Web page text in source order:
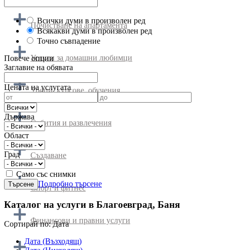
Почистване на апартамента
Услуги за домашни любимци
Уроци, курсове, обучения
Събития и развлечения
Създаване
Спорт и фитнес
Финансови и правни услуги
Всички думи в произволен ред
Всякакви думи в произволен ред
Точно съвпадение
Повече опции
Заглавие на обявата
Цената на услугата
Държава
Област
Град
Само със снимки
Подробно търсене
Каталог на услуги в Благоевград, Баня
Cортирай по:Дата
Дата (Възходящ)